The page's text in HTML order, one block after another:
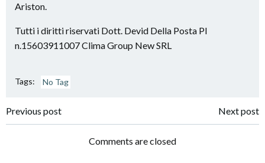
Ariston.
Tutti i diritti riservati Dott. Devid Della Posta PI
n.15603911007 Clima Group New SRL
Tags: No Tag
Post
navigation
Previous post
navigation
Next post
Comments are closed